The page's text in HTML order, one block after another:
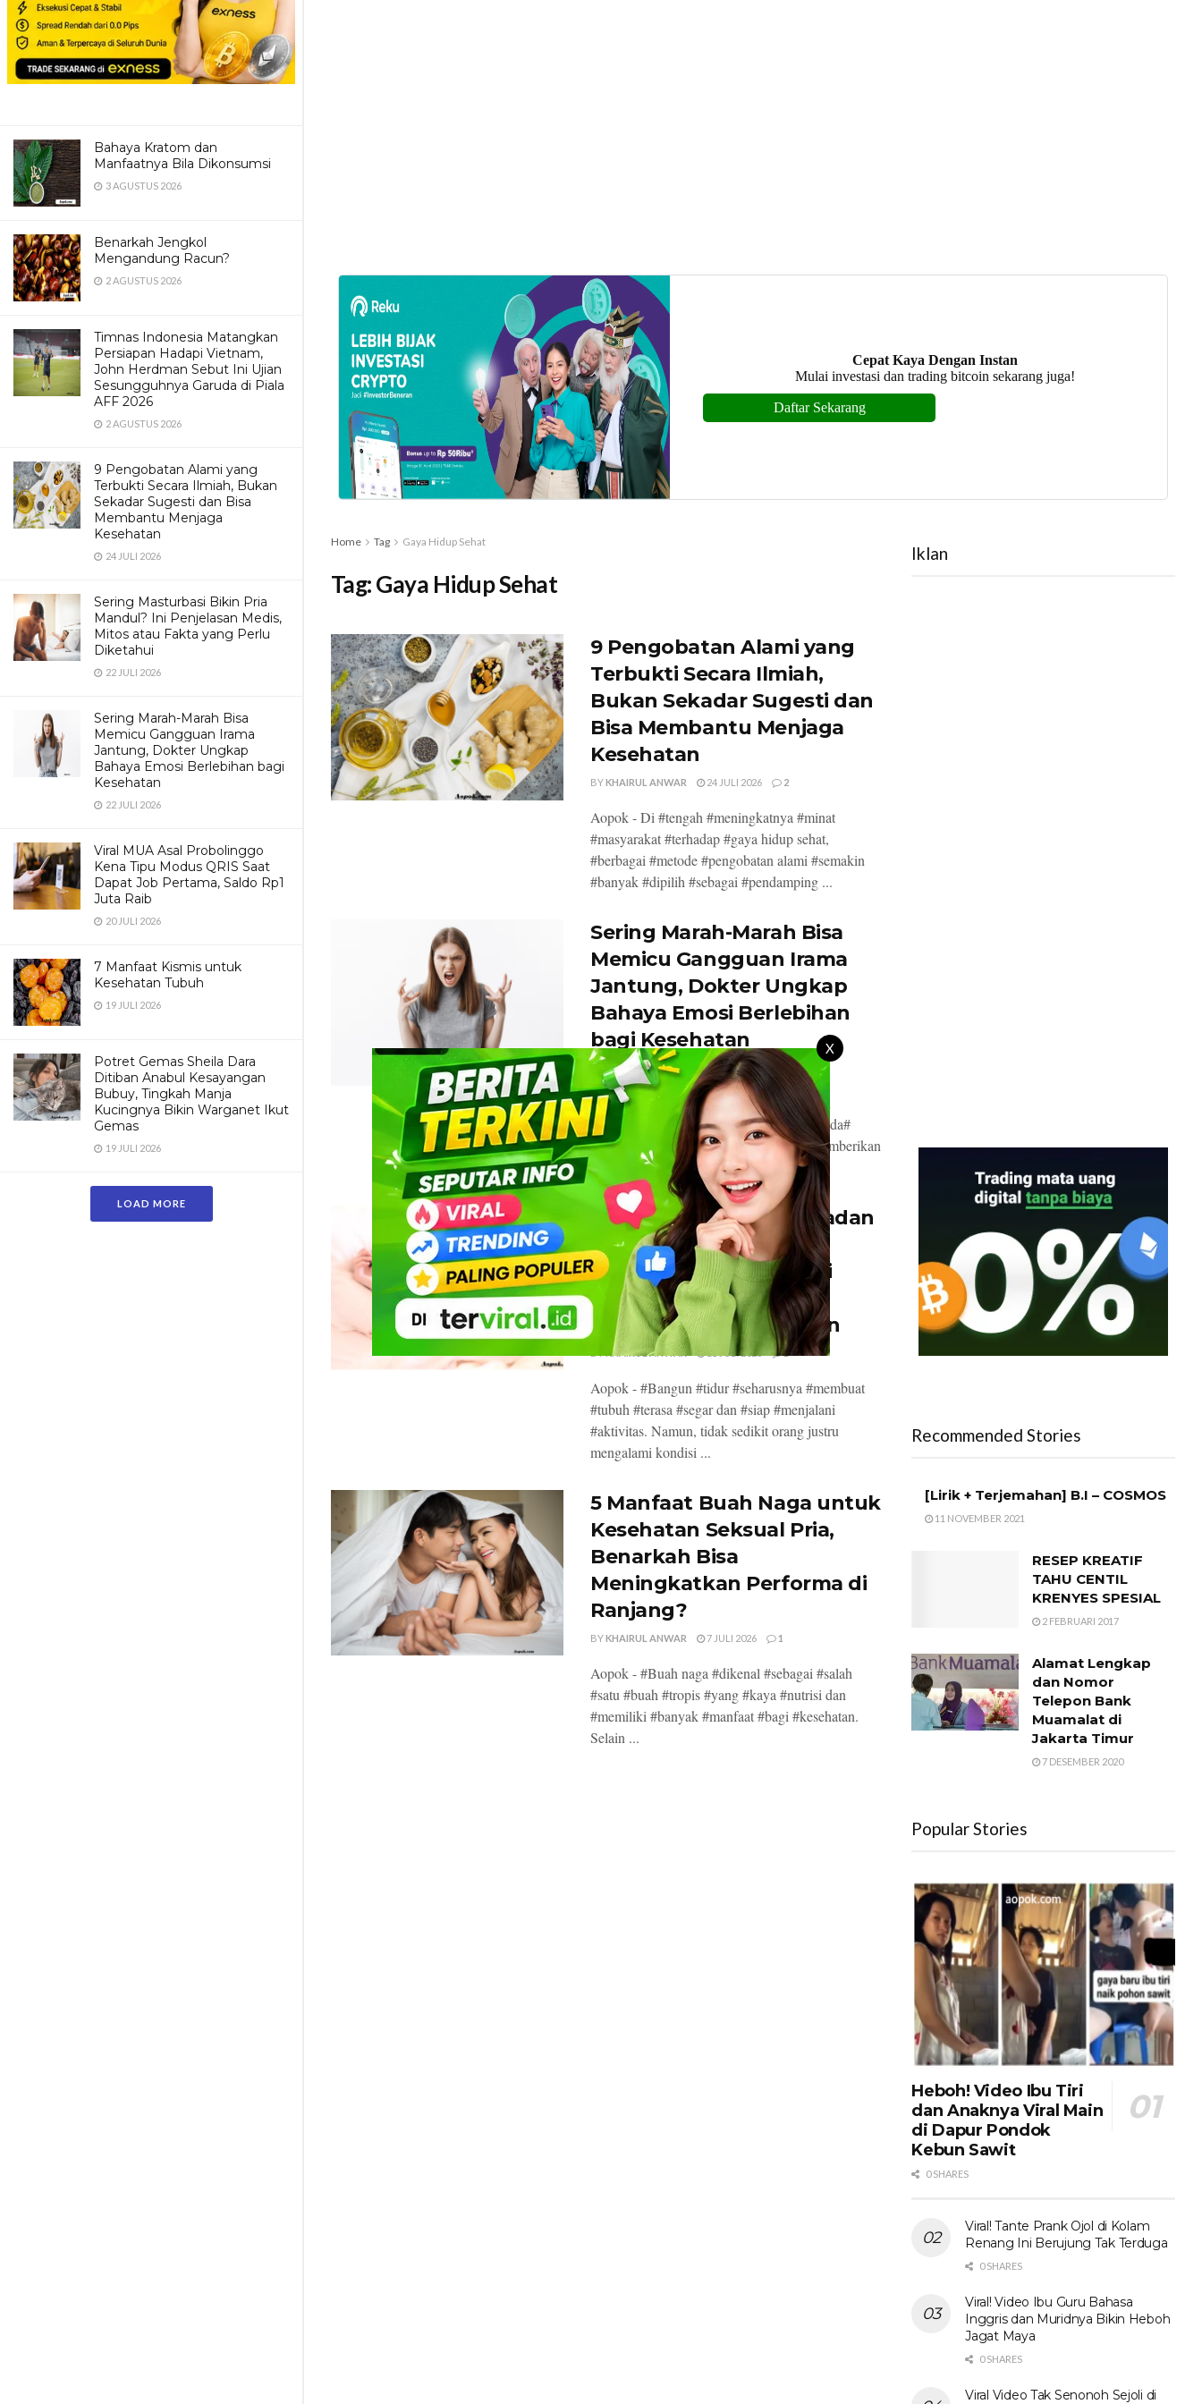
Bahaya Kratom dan
Manfaatnya Bila Dikonsumsi
3 AGUSTUS 2026
Benarkah Jengkol
Mengandung Racun?
2 AGUSTUS 2026
Timnas Indonesia Matangkan
Persiapan Hadapi Vietnam,
John Herdman Sebut Ini Ujian
Sesungguhnya Garuda di Piala
AFF 2026
2 AGUSTUS 2026
9 Pengobatan Alami yang
Terbukti Secara Ilmiah, Bukan
Sekadar Sugesti dan Bisa
Membantu Menjaga
Kesehatan
24 JULI 2026
Sering Masturbasi Bikin Pria
Mandul? Ini Penjelasan Medis,
Mitos atau Fakta yang Perlu
Diketahui
22 JULI 2026
Sering Marah-Marah Bisa
Memicu Gangguan Irama
Jantung, Dokter Ungkap
Bahaya Emosi Berlebihan bagi
Kesehatan
22 JULI 2026
Viral MUA Asal Probolinggo
Kena Tipu Modus QRIS Saat
Dapat Job Pertama, Saldo Rp1
Juta Raib
20 JULI 2026
7 Manfaat Kismis untuk
Kesehatan Tubuh
19 JULI 2026
Potret Gemas Sheila Dara
Ditiban Anabul Kesayangan
Bubuy, Tingkah Manja
Kucingnya Bikin Warganet Ikut
Gemas
19 JULI 2026
LOAD MORE
X
Home Tag Gaya Hidup Sehat
Tag:Gaya Hidup Sehat
9 Pengobatan Alami yang
Terbukti Secara Ilmiah,
Bukan Sekadar Sugesti dan
Bisa Membantu Menjaga
Kesehatan
BYKHAIRUL ANWAR 24 JULI 2026 2
Aopok - Di #tengah #meningkatnya #minat
#masyarakat #terhadap #gaya hidup sehat,
#berbagai #metode #pengobatan alami #semakin
#banyak #dipilih #sebagai #pendamping ...
Sering Marah-Marah Bisa
Memicu Gangguan Irama
Jantung, Dokter Ungkap
Bahaya Emosi Berlebihan
bagi Kesehatan
BY KHAIRUL ANWAR 22 JULI 2026
Aopok - #Kebiasaan #meluapkan #amarah
#ternyata #bukan #hanya #berdampak #pada#
kondisi #mental, #tetapi #juga #dapat #memberikan
#efek #serius #terhadap #kesehatan ...
Sering Bangun Tidur Badan
Terasa Remuk? Ini 4
Penyebab Tersembunyi
yang Perlu Diwaspadai
Menurut Ahli Kesehatan
KHAIRUL ANWAR 11 JULI 2026 1
Aopok - #Bangun #tidur #seharusnya #membuat
#tubuh #terasa #segar dan #siap #menjalani
#aktivitas. Namun, tidak sedikit orang justru
mengalami kondisi ...
5 Manfaat Buah Naga untuk
Kesehatan Seksual Pria,
Benarkah Bisa
Meningkatkan Performa di
Ranjang?
BYKHAIRUL ANWAR 7 JULI 2026 1
Aopok - #Buah naga #dikenal #sebagai #salah
#satu #buah #tropis #yang #kaya #nutrisi dan
#memiliki #banyak #manfaat #bagi #kesehatan.
Selain ...
Iklan
Recommended Stories
[Lirik + Terjemahan] B.I – COSMOS
11 NOVEMBER 2021
RESEP KREATIF
TAHU CENTIL
KRENYES SPESIAL
2 FEBRUARI 2017
Alamat Lengkap
dan Nomor
Telepon Bank
Muamalat di
Jakarta Timur
7 DESEMBER 2020
Popular Stories
Heboh! Video Ibu Tiri
dan Anaknya Viral Main
di Dapur Pondok
Kebun Sawit
0 SHARES
Viral! Tante Prank Ojol di Kolam
Renang Ini Berujung Tak Terduga
0 SHARES
Viral! Video Ibu Guru Bahasa
Inggris dan Muridnya Bikin Heboh
Jagat Maya
0 SHARES
Viral Video Tak Senonoh Sejoli di